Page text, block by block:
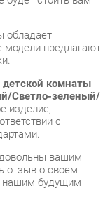
комнаты
зеленый/
с
вашим
о своем
будущим
получить
и обзоры
в
Telegram и